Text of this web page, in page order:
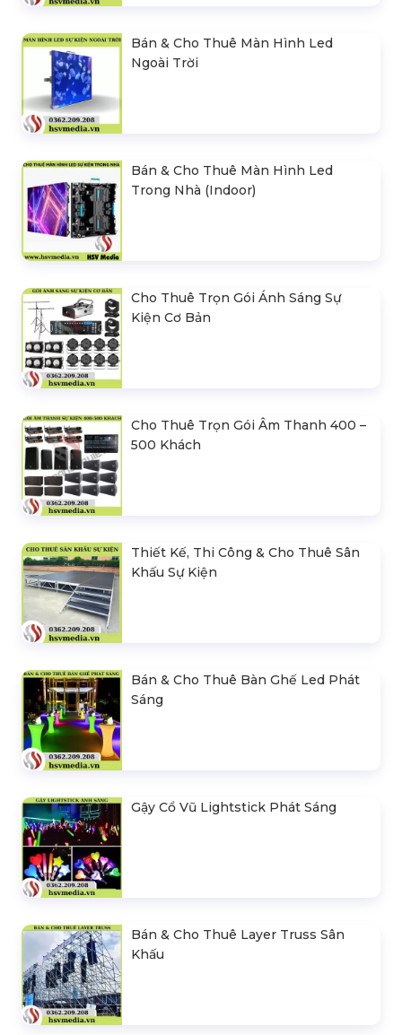
Bán & Cho Thuê Màn Hình Led
Ngoài Trời
Bán & Cho Thuê Màn Hình Led
Trong Nhà (Indoor)
Cho Thuê Trọn Gói Ánh Sáng Sự
Kiện Cơ Bản
Cho Thuê Trọn Gói Âm Thanh 400 –
500 Khách
Thiết Kế, Thi Công & Cho Thuê Sân
Khấu Sự Kiện
Bán & Cho Thuê Bàn Ghế Led Phát
Sáng
Gậy Cổ Vũ Lightstick Phát Sáng
Bán & Cho Thuê Layer Truss Sân
Khấu